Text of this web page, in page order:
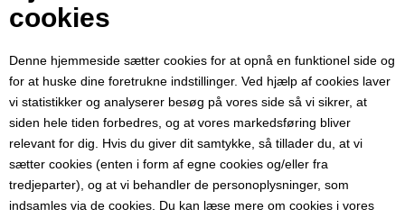
cookies
Denne hjemmeside sætter cookies for at opnå en funktionel side og
for at huske dine foretrukne indstillinger. Ved hjælp af cookies laver
vi statistikker og analyserer besøg på vores side så vi sikrer, at
siden hele tiden forbedres, og at vores markedsføring bliver
relevant for dig. Hvis du giver dit samtykke, så tillader du, at vi
sætter cookies (enten i form af egne cookies og/eller fra
tredjeparter), og at vi behandler de personoplysninger, som
indsamles via de cookies. Du kan læse mere om cookies i vores
Modtager e-mail
Besked